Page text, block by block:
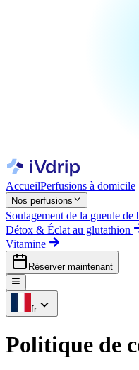
AccueilPerfusions à domicile
Nos perfusions
Soulagement de la gueule de
Détox & Éclat au glutathion
Vitamine
Réserver maintenant
fr
Politique de